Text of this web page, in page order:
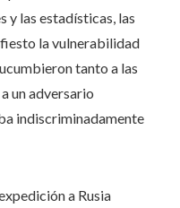
y las estadísticas, las
la vulnerabilidad
tanto a las
un adversario
indiscriminadamente
a Rusia